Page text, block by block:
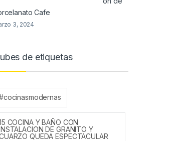
Cafe
3, 2024
de etiquetas
COCINA Y BAÑO CON
DE GRANITO Y
QUEDA ESPECTACULAR